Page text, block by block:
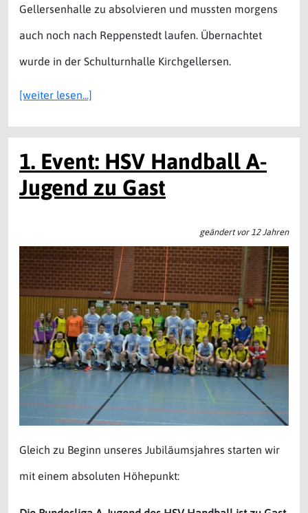
Gellersenhalle zu absolvieren und mussten morgens
auch noch nach Reppenstedt laufen. Übernachtet
wurde in der Schulturnhalle Kirchgellersen.
[weiter lesen...]
1. Event: HSV Handball A-
Jugend zu Gast
geändert vor 12 Jahren
Gleich zu Beginn unseres Jubiläumsjahres starten wir
mit einem absoluten Höhepunkt: